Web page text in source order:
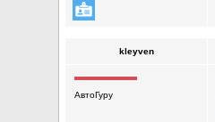
kleyven
АвтоГуру